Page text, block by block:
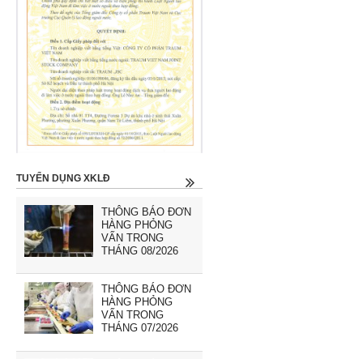
TUYỂN DỤNG XKLĐ
THÔNG BÁO ĐƠN
HÀNG PHỎNG
VẤN TRONG
THÁNG 08/2026
THÔNG BÁO ĐƠN
HÀNG PHỎNG
VẤN TRONG
THÁNG 07/2026